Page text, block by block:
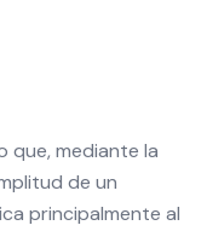
que, mediante la
de un
principalmente al